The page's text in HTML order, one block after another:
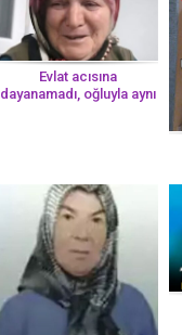
Evlat acısına
dayanamadı, oğluyla aynı